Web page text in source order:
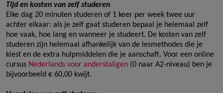
Tijd en kosten van zelf studeren
Elke dag 20 minuten studeren of 1 keer per week twee uur
achter elkaar: als je zelf gaat studeren bepaal je helemaal zelf
hoe vaak, hoe lang en wanneer je studeert. De kosten van zelf
studeren zijn helemaal afhankelijk van de lesmethodes die je
kiest en de extra hulpmiddelen die je aanschaft. Voor een online
cursus Nederlands voor anderstaligen (0 naar A2-niveau) ben je
bijvoorbeeld € 60,00 kwijt.